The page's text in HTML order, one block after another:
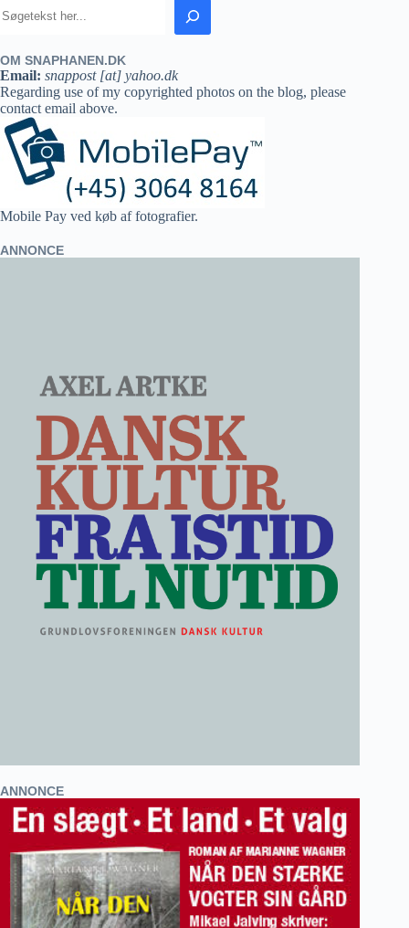
OM SNAPHANEN.DK
Email: snappost [at] yahoo.dk
Regarding use of my copyrighted photos on the blog, please
contact email above.
Mobile Pay ved køb af fotografier.
ANNONCE
ANNONCE